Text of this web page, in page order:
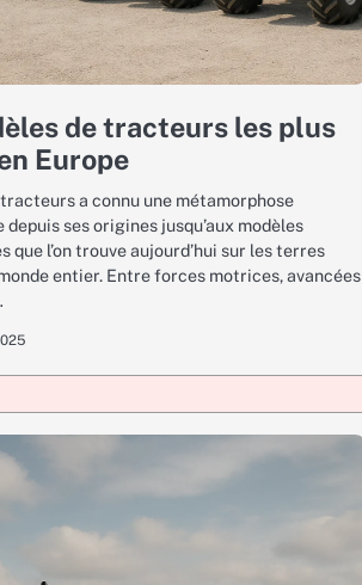
de tracteurs les plus
Europe
tracteurs a connu une métamorphose
ses origines jusqu’aux modèles
que l’on trouve aujourd’hui sur les terres
entier. Entre forces motrices, avancées